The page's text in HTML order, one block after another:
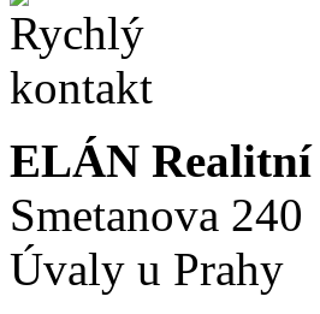
ELÁN
Smetanova 240
Úvaly u Prahy